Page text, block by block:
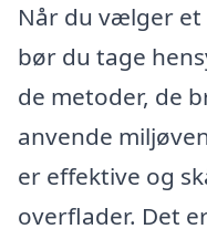
Når du vælger
bør du tage
de metoder, de
anvende
er effektive og
overflader. Det